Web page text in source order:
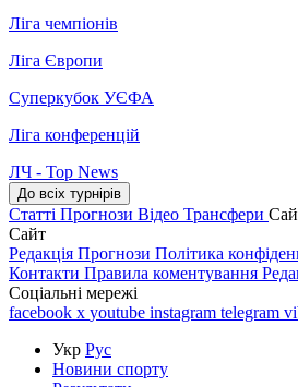
Ліга чемпіонів
Ліга Європи
Суперкубок УЄФА
Ліга конференцій
ЛЧ - Top News
До всіх турнірів
Статті Прогнози Відео Трансфери
Сайт
Редакція Прогнози Політика
Контакти Правила коментування
Соціальні мережі
facebook x youtube instagram telegram
Укр Рус
Новини спорту